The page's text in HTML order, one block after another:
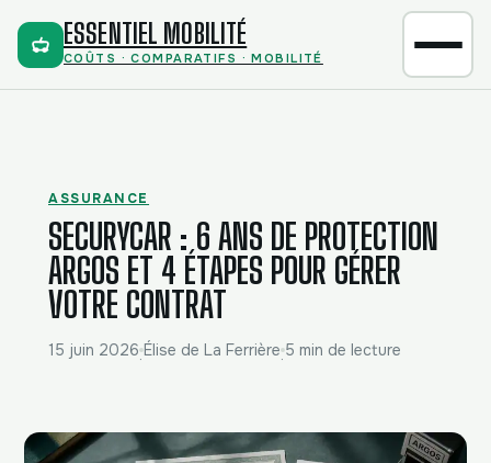
ESSENTIEL MOBILITÉ
COÛTS · COMPARATIFS · MOBILITÉ
ASSURANCE
SECURYCAR : 6 ANS DE PROTECTION
ARGOS ET 4 ÉTAPES POUR GÉRER
VOTRE CONTRAT
15 juin 2026·Élise de La Ferrière·5 min de lecture